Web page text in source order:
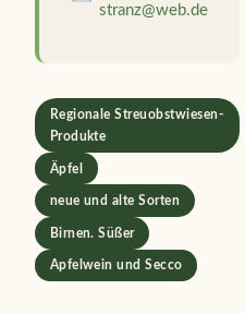
stranz@web.de
Regionale Streuobstwiesen-
Produkte
Äpfel
neue und alte Sorten
Birnen. Süßer
Apfelwein und Secco